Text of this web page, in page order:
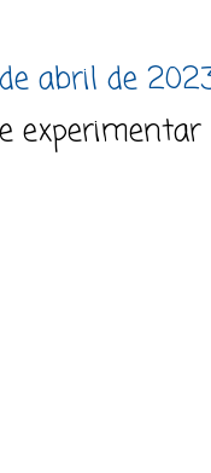
abril de
experimentar